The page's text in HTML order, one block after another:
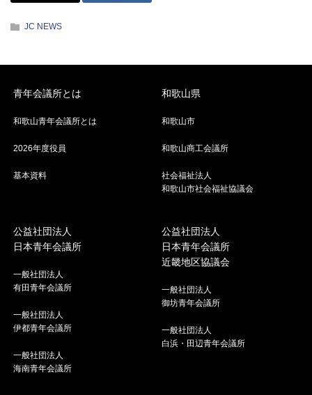
JC NEWS
青年会議所とは
和歌山青年会議所とは
2026年度役員
基本資料
和歌山県
和歌山市
和歌山商工会議所
社会福祉法人
和歌山市社会福祉協議会
公益社団法人
日本青年会議所
一般社団法人
有田青年会議所
一般社団法人
伊都青年会議所
一般社団法人
海南青年会議所
公益社団法人
日本青年会議所
近畿地区協議会
一般社団法人
御坊青年会議所
一般社団法人
白浜・田辺青年会議所